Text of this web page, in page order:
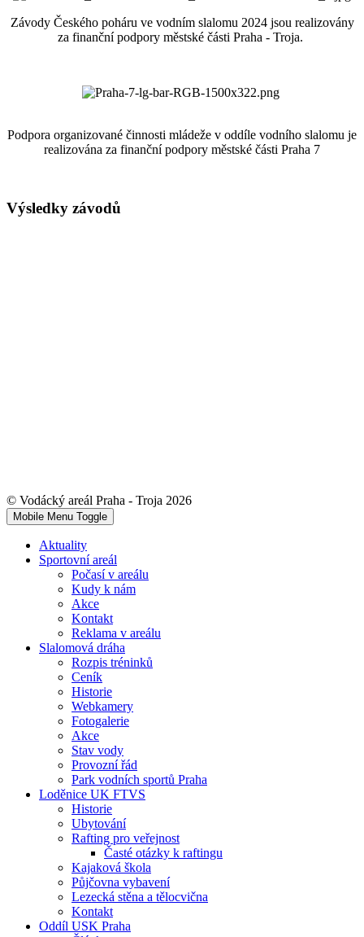
Závody Českého poháru ve vodním slalomu 2024 jsou realizovány
za finanční podpory městské části Praha - Troja.
Podpora organizované činnosti mládeže v oddíle vodního slalomu je
realizována za finanční podpory městské části Praha 7
Výsledky závodů
© Vodácký areál Praha - Troja 2026
Mobile Menu Toggle
Aktuality
Sportovní areál
Počasí v areálu
Kudy k nám
Akce
Kontakt
Reklama v areálu
Slalomová dráha
Rozpis tréninků
Ceník
Historie
Webkamery
Fotogalerie
Akce
Stav vody
Provozní řád
Park vodních sportů Praha
Loděnice UK FTVS
Historie
Ubytování
Rafting pro veřejnost
Časté otázky k raftingu
Kajaková škola
Půjčovna vybavení
Lezecká stěna a tělocvična
Kontakt
Oddíl USK Praha